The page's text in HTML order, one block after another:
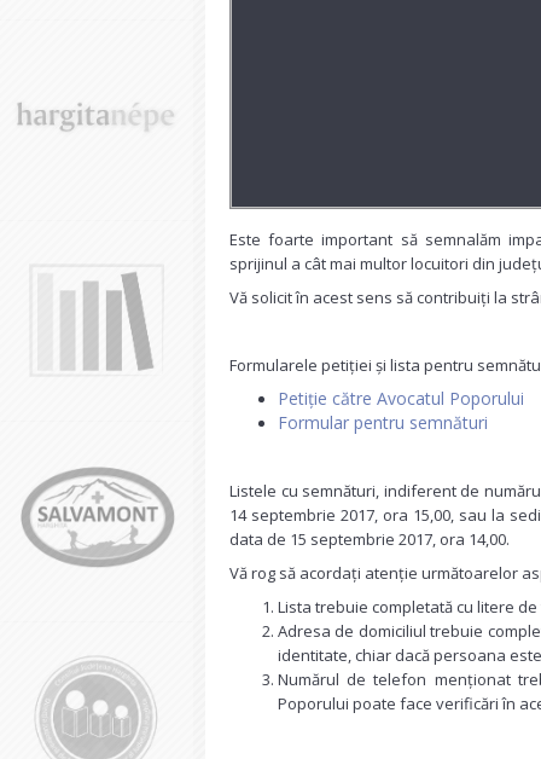
Este foarte important să semnalăm
sprijinul a cât mai multor locuitori din
Vă solicit în acest sens să contribuiți la
Formularele petiției și lista pentru
Petiție către Avocatul Poporului
Formular pentru semnături
Listele cu semnături, indiferent de
14 septembrie 2017, ora 15,00, sau la
data de 15 septembrie 2017, ora 14,00.
Vă rog să acordați atenție următoarelor
Lista trebuie completată cu litere
Adresa de domiciliul trebuie
identitate, chiar dacă persoana
Numărul de telefon menționat
Poporului poate face verificări în